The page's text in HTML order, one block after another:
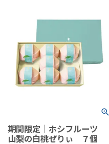
期間限定｜ホシフルーツ
山梨の白桃ぜりぃ ７個